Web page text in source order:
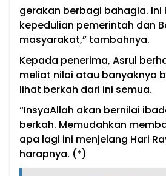
gerakan berbagi bahagia. Ini
kepedulian pemerintah dan
masyarakat,” tambahnya.
Kepada penerima, Asrul
meliat nilai atau banyaknya
lihat berkah dari ini semua.
“InsyaAllah akan bernilai
berkah. Memudahkan
apa lagi ini menjelang Hari
harapnya. (*)